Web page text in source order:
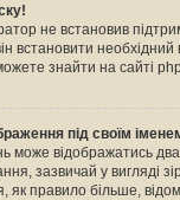
не встановив
встановити
знайти на сайті
під своїм
може відображатись
зазвичай у вигляді
правило більше,